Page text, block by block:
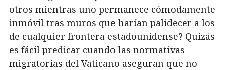
otros mientras uno permanece cómodamente
inmóvil tras muros que harían palidecer a los
de cualquier frontera estadounidense? Quizás
es fácil predicar cuando las normativas
migratorias del Vaticano aseguran que no